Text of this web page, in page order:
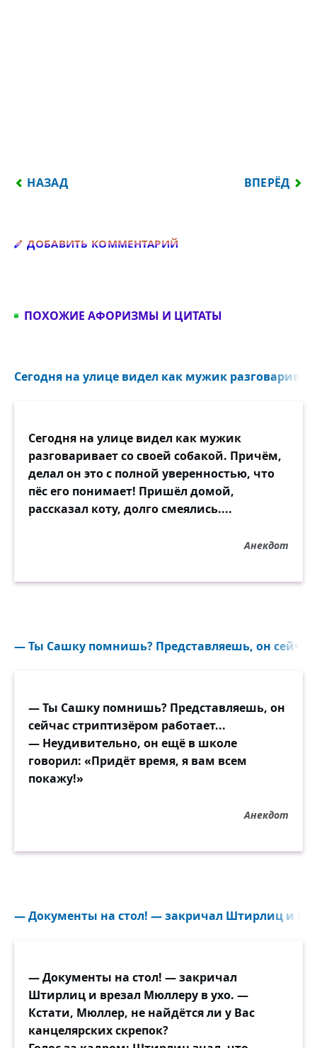
ПРЕДЫДУЩИЙ: ВОВОЧКА СМОТРИТ, КАК МАМА
НАЗАД ВПЕРЁД
ДОБАВИТЬ КОММЕНТАРИЙ
ПОХОЖИЕ АФОРИЗМЫ И ЦИТАТЫ
Сегодня на улице видел как мужик
Сегодня на улице видел как мужик
разговаривает со своей собакой. Причём,
делал он это с полной уверенностью, что
пёс его понимает! Пришёл домой,
рассказал коту, долго смеялись....
Анекдот
— Ты Сашку помнишь? Представляешь, он сейчас
— Ты Сашку помнишь? Представляешь, он
сейчас стриптизёром работает...
— Неудивительно, он ещё в школе
говорил: «Придёт время, я вам всем
покажу!»
Анекдот
— Документы на стол! — закричал Штирлиц и
— Документы на стол! — закричал
Штирлиц и врезал Мюллеру в ухо. —
Кстати, Мюллер, не найдётся ли у Вас
канцелярских скрепок?